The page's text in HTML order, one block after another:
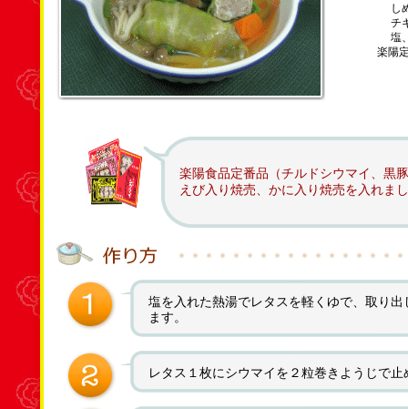
し
チ
塩
楽陽
楽陽食品定番品（チルドシウマイ、黒
えび入り焼売、かに入り焼売を入れま
塩を入れた熱湯でレタスを軽くゆで、取り
ます。
レタス１枚にシウマイを２粒巻きようじで止